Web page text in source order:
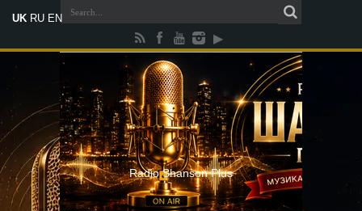
Radio Shanson Plus
UK RU EN